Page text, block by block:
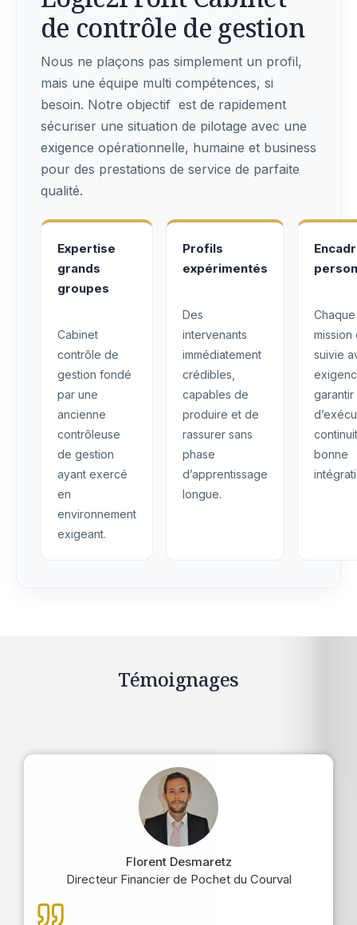
de contrôle de gestion
Nous ne plaçons pas simplement un profil,
mais une équipe multi compétences, si
besoin. Notre objectif est de rapidement
sécuriser une situation de pilotage avec une
exigence opérationnelle, humaine et business
pour des prestations de service de parfaite
qualité.
Expertise
grands
groupes
Cabinet
contrôle de
gestion fondé
par une
ancienne
contrôleuse
de gestion
ayant exercé
en
environnement
exigeant.
Profils
expérimentés
Des
intervenants
immédiatement
crédibles,
capables de
produire et de
rassurer sans
phase
d’apprentissage
longue.
Chaque
mission
suivie
garantir
bonne
Témoignages
Florent Desmaretz
Directeur Financier de Pochet du Courval